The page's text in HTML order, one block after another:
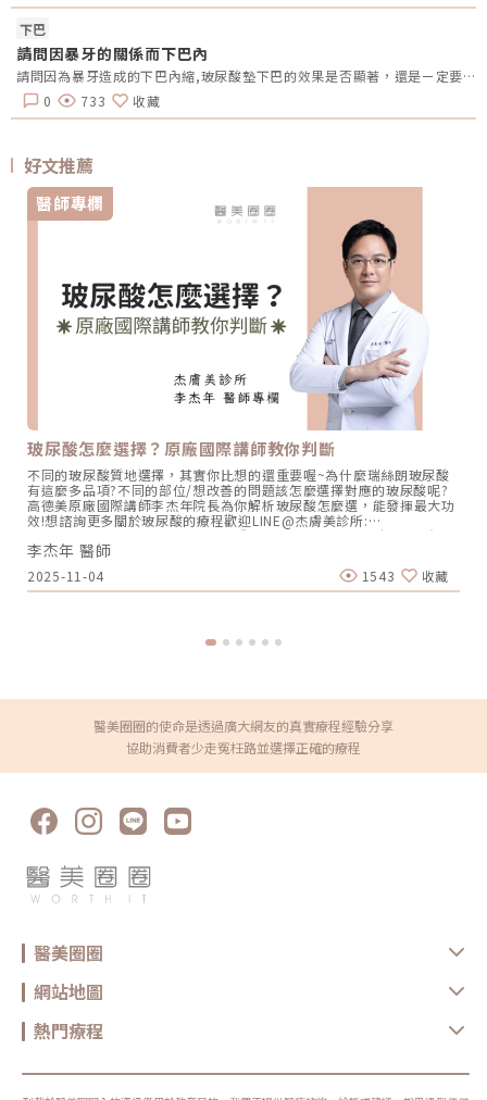
下巴
請問因暴牙的關係而下巴內
請問因為暴牙造成的下巴內縮,玻尿酸墊下巴的效果是否顯著，還是ㄧ定要置入性的墊下巴？
0
733 收藏
好文推薦
醫師專欄
玻尿酸怎麼選擇？原廠國際講師教你判斷
不同的玻尿酸質地選擇，其實你比想的還重要喔~為什麼瑞絲朗玻尿酸
有這麼多品項?不同的部位/想改善的問題該怎麼選擇對應的玻尿酸呢?
高德美原廠國際講師李杰年院長為你解析玻尿酸怎麼選，能發揮最大功
效!想諮詢更多關於玻尿酸的療程歡迎LINE@杰膚美診所:
https://page.line.me/xhc2941b重點摘要：00:11 玻尿酸作用介紹
00:47 玻尿酸分為三大類型02:09 迷思一、玻尿酸打哪裡都可以？
02:36 迷思二、打完下巴蘋果肌看起來怪怪的？03:30 迷思三、臉部鬆
弛只能做拉皮嗎？05:00 總結LINE官方帳號一對一咨詢👉
https://reurl.cc/x3EQZN歡迎訂閱我的頻道👉
李杰年醫師FB👉https://reurl.cc/Mzk0nm杰膚美診所地址：104台北
李杰年 醫師
2025-11-04 1543 收藏
醫美圈圈的使命是透過廣大網友的真實療程經驗分享
協助消費者少走冤枉路並選擇正確的療程
醫美圈圈
網站地圖
熱門療程